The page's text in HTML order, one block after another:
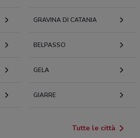
GRAVINA DI CATANIA
BELPASSO
GELA
GIARRE
Tutte le città